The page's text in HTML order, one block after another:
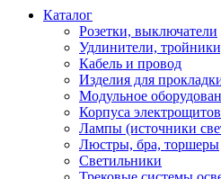
Каталог
Розетки, выключатели
Удлинители,
Кабель и провод
Изделия для
Модульное
Корпуса
Лампы (источники
Люстры, бра, торшеры
Светильники